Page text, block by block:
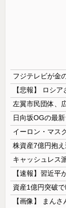
【悲報】 ロシ